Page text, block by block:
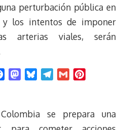
perturbación pública en
y los intentos de imponer
arterias viales, serán
e
M
t
e
e
i
t
se prepara una